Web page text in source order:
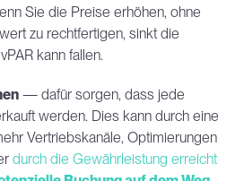
Sie die Preise erhöhen, ohne
zu rechtfertigen, sinkt die
kann fallen.
— dafür sorgen, dass jede
werden. Dies kann durch eine
Vertriebskanäle, Optimierungen
durch die Gewährleistung erreicht